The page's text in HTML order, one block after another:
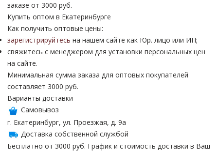
заказе от 3000 руб.
Купить оптом в Екатеринбурге
Как получить оптовые цены:
зарегистрируйтесь на нашем сайте как Юр. лицо или ИП;
свяжитесь с менеджером для установки персональных цен
на сайте.
Минимальная сумма заказа для оптовых покупателей
составляет 3000 руб.
Варианты доставки
Самовывоз
г. Екатеринбург, ул. Проезжая, д. 9а
Доставка собственной службой
Бесплатно от 3000 руб. График и стоимость доставки в Ваш